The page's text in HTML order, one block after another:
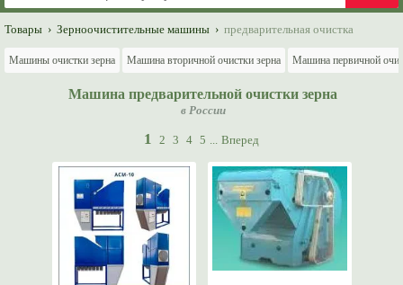
Товары › Зерноочистительные машины › предварительная очистка
Машины очистки зерна Машина вторичной очистки зерна Машина первичной
Машина предварительной очистки зерна
в России
1 2 3 4 5 ... Вперед